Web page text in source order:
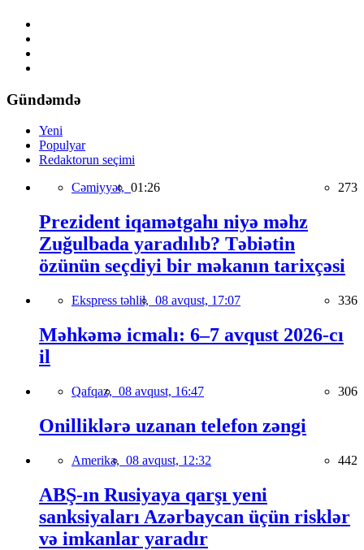
Gündəmdə
Yeni
Populyar
Redaktorun seçimi
Cəmiyyət, 01:26 273
Prezident iqamətgahı niyə məhz
Zuğulbada yaradılıb? Təbiətin
özünün seçdiyi bir məkanın tarixçəsi
Ekspress təhlil, 08 avqust, 17:07 336
Məhkəmə icmalı: 6–7 avqust 2026-cı
il
Qafqaz, 08 avqust, 16:47 306
Onilliklərə uzanan telefon zəngi
Amerika, 08 avqust, 12:32 442
ABŞ-ın Rusiyaya qarşı yeni
sanksiyaları Azərbaycan üçün risklər
və imkanlar yaradır